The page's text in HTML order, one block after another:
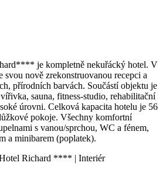
je kompletně nekuřácký hotel. V
svou nově zrekonstruovanou recepci a
přírodních barvách. Součástí objektu je
sauna, fitness-studio, rehabilitační
úrovni. Celková kapacita hotelu je 56
pokoje. Všechny komfortní
s vanou/sprchou, WC a fénem,
a minibarem (poplatek).